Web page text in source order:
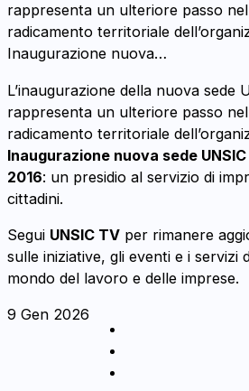
rappresenta un ulteriore passo nel
radicamento territoriale
Inaugurazione nuova…
L’inaugurazione della nuova sede
rappresenta un ulteriore passo nel
radicamento territoriale
Inaugurazione nuova sede
2016: un presidio al servizio di
cittadini.
Segui UNSIC TV per rimanere
sulle iniziative, gli eventi e i servizi
mondo del lavoro e delle imprese.
9 Gen 2026